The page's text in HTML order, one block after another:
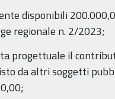
disponibili
regionale n. 2/2023;
progettuale il
da altri soggetti